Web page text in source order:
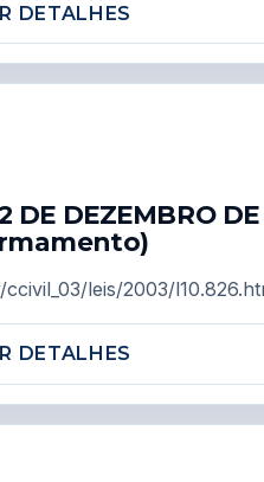
DETALHES
DE DEZEMBRO
leis/2003/
DETALHES